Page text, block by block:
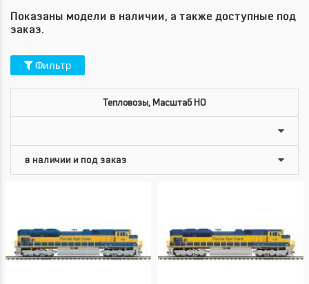
Показаны модели в наличии, а также доступные под
заказ.
Фильтр
Тепловозы, Масштаб HO